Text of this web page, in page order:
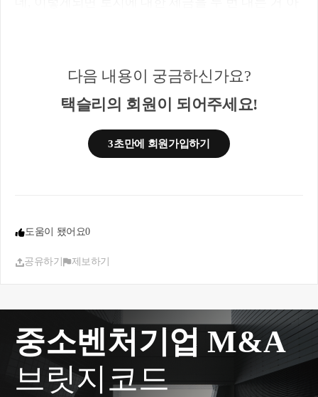
과세표준은 건물만의 과세표준으로 하는게 맞습니
다음 내용이 궁금하신가요?
택슬리의 회원이 되어주세요!
3초만에 회원가입하기
도움이 됐어요0
공유하기 제보하기
중소벤처기업 M&A
브릿지코드